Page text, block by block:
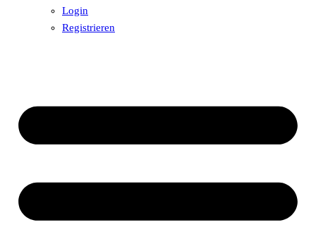
Login
Registrieren